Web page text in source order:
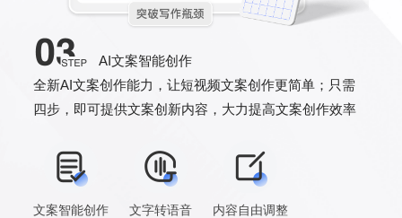
AI文案智能创作
全新AI文案创作能力，让短视频文案创作更简单；只需
四步，即可提供文案创新内容，大力提高文案创作效率
文案智能创作 文字转语音 内容自由调整